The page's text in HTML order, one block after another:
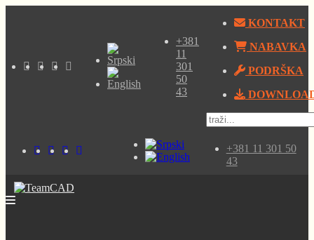
+381
11
301
50
43
KONTAKT
NABAVKA
PODRŠKA
+381 11 301 50
43